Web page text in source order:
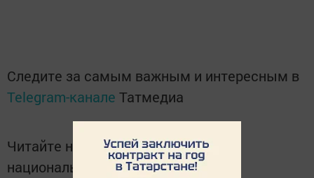
Следите за самым важным и интересным в
Telegram-канале Татмедиа
Читайте новости Татарстана в
национальном мессенджере MАХ: